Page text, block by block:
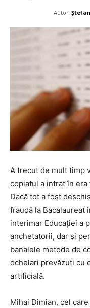
Autor
A trecut de mult timp
copiatul a intrat în
Dacă tot a fost
fraudă la Bacalaureat
interimar Educației a
anchetatorii, dar și
banalele metode de
ochelari prevăzuți cu
artificială.
Mihai Dimian, cel